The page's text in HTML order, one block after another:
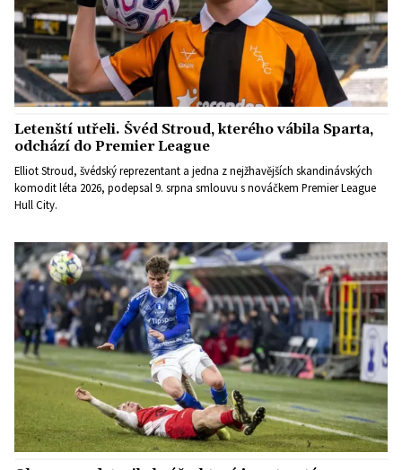
Letenští utřeli. Švéd Stroud, kterého vábila Sparta,
odchází do Premier League
Elliot Stroud, švédský reprezentant a jedna z nejžhavějších skandinávských
komodit léta 2026, podepsal 9. srpna smlouvu s nováčkem Premier League
Hull City.